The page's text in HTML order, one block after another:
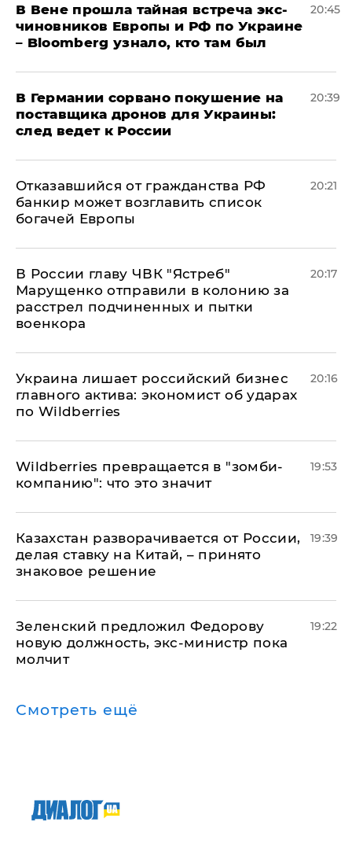
В Вене прошла тайная встреча экс-
чиновников Европы и РФ по Украине
– Bloomberg узнало, кто там был
20:45
​В Германии сорвано покушение на
поставщика дронов для Украины:
след ведет к России
20:39
Отказавшийся от гражданства РФ
банкир может возглавить список
богачей Европы
20:21
В России главу ЧВК "Ястреб"
Марущенко отправили в колонию за
расстрел подчиненных и пытки
военкора
20:17
​Украина лишает российский бизнес
главного актива: экономист об ударах
по Wildberries
20:16
Wildberries превращается в "зомби-
компанию": что это значит
19:53
Казахстан разворачивается от России,
делая ставку на Китай, – принято
знаковое решение
19:39
Зеленский предложил Федорову
новую должность, экс-министр пока
молчит
19:22
Смотреть ещё